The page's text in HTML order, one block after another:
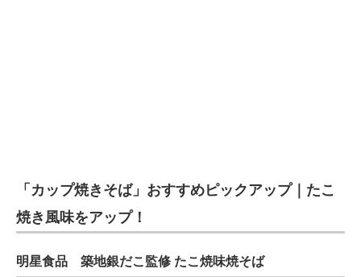
「カップ焼きそば」おすすめピックアップ｜たこ
焼き風味をアップ！
明星食品 築地銀だこ監修 たこ焼味焼そば